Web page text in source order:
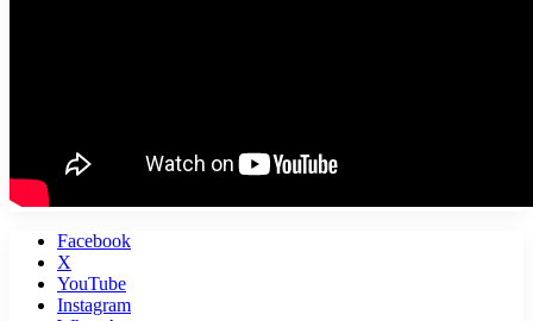
Facebook
X
YouTube
Instagram